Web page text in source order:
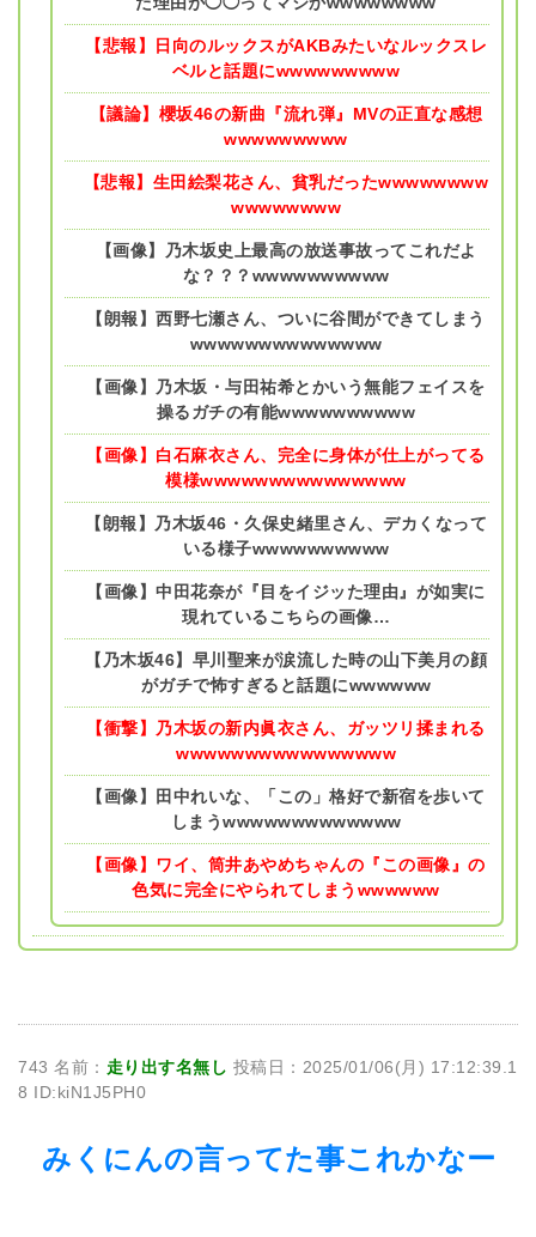
【悲報】日向のルックスがAKBみたいなルックスレ
ベルと話題にwwwwwwwww
【議論】櫻坂46の新曲『流れ弾』MVの正直な感想
wwwwwwwww
【悲報】生田絵梨花さん、貧乳だったwwwwwwww
wwwwwwww
【画像】乃木坂史上最高の放送事故ってこれだよ
な？？？wwwwwwwwww
【朗報】西野七瀬さん、ついに谷間ができてしまう
wwwwwwwwwwwwww
【画像】乃木坂・与田祐希とかいう無能フェイスを
操るガチの有能wwwwwwwwww
【画像】白石麻衣さん、完全に身体が仕上がってる
模様wwwwwwwwwwwwwww
【朗報】乃木坂46・久保史緒里さん、デカくなって
いる様子wwwwwwwwww
【画像】中田花奈が『目をイジッた理由』が如実に
現れているこちらの画像…
【乃木坂46】早川聖来が涙流した時の山下美月の顔
がガチで怖すぎると話題にwwwwww
【衝撃】乃木坂の新内眞衣さん、ガッツリ揉まれる
wwwwwwwwwwwwwwww
【画像】田中れいな、「この」格好で新宿を歩いて
しまうwwwwwwwwwwwww
【画像】ワイ、筒井あやめちゃんの『この画像』の
色気に完全にやられてしまうwwwwww
743 名前： 走り出す名無し 投稿日：2025/01/06(月) 17:12:39.1
8 ID:kiN1J5PH0
みくにんの言ってた事これかなー